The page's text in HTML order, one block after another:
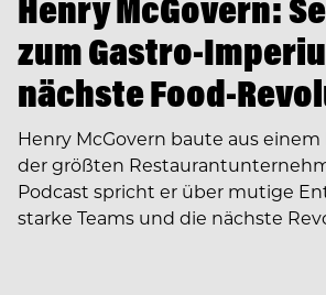
zum Gastro-
nächste Food-
Henry McGovern baute aus einem
der größten
Podcast spricht er über mutige
starke Teams und die nächste